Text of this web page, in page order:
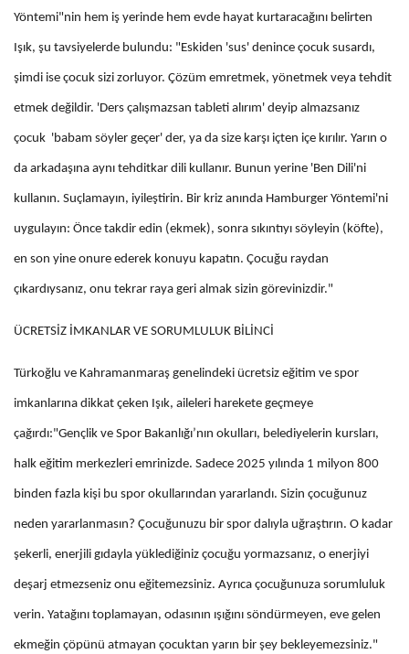
Yöntemi"nin hem iş yerinde hem evde hayat kurtaracağını belirten
Işık, şu tavsiyelerde bulundu: "Eskiden 'sus' denince çocuk susardı,
şimdi ise çocuk sizi zorluyor. Çözüm emretmek, yönetmek veya tehdit
etmek değildir. 'Ders çalışmazsan tableti alırım' deyip almazsanız
çocuk 'babam söyler geçer' der, ya da size karşı içten içe kırılır. Yarın o
da arkadaşına aynı tehditkar dili kullanır. Bunun yerine 'Ben Dili'ni
kullanın. Suçlamayın, iyileştirin. Bir kriz anında Hamburger Yöntemi'ni
uygulayın: Önce takdir edin (ekmek), sonra sıkıntıyı söyleyin (köfte),
en son yine onure ederek konuyu kapatın. Çocuğu raydan
çıkardıysanız, onu tekrar raya geri almak sizin görevinizdir."
ÜCRETSİZ İMKANLAR VE SORUMLULUK BİLİNCİ
Türkoğlu ve Kahramanmaraş genelindeki ücretsiz eğitim ve spor
imkanlarına dikkat çeken Işık, aileleri harekete geçmeye
çağırdı:"Gençlik ve Spor Bakanlığı’nın okulları, belediyelerin kursları,
halk eğitim merkezleri emrinizde. Sadece 2025 yılında 1 milyon 800
binden fazla kişi bu spor okullarından yararlandı. Sizin çocuğunuz
neden yararlanmasın? Çocuğunuzu bir spor dalıyla uğraştırın. O kadar
şekerli, enerjili gıdayla yüklediğiniz çocuğu yormazsanız, o enerjiyi
deşarj etmezseniz onu eğitemezsiniz. Ayrıca çocuğunuza sorumluluk
verin. Yatağını toplamayan, odasının ışığını söndürmeyen, eve gelen
ekmeğin çöpünü atmayan çocuktan yarın bir şey bekleyemezsiniz."